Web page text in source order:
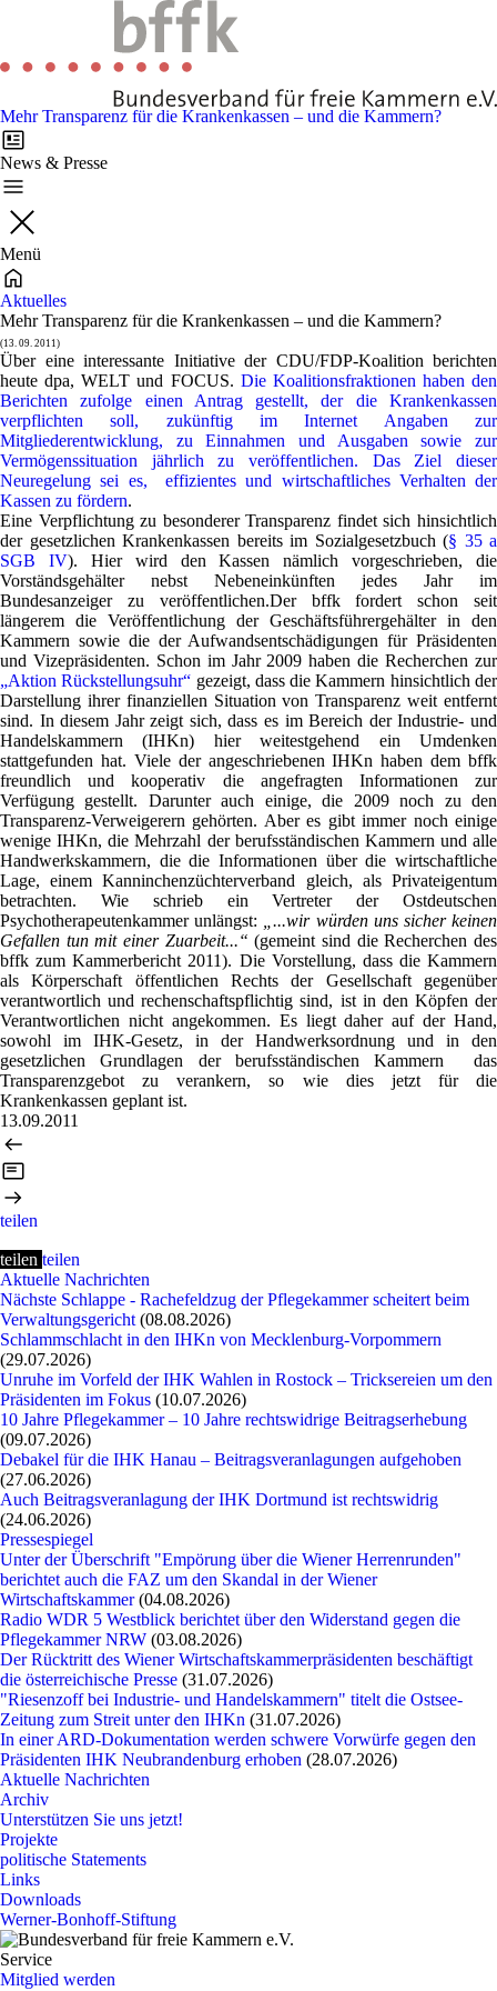
Mehr Transparenz für die Krankenkassen – und die Kammern?
News & Presse
Menü
Aktuelles
Mehr Transparenz für die Krankenkassen – und die Kammern?
(13. 09. 2011)
Über eine interessante Initiative der CDU/FDP-Koalition berichten
heute dpa, WELT und FOCUS. Die Koalitionsfraktionen haben den
Berichten zufolge einen Antrag gestellt, der die Krankenkassen
verpflichten soll, zukünftig im Internet Angaben zur
Mitgliederentwicklung, zu Einnahmen und Ausgaben sowie zur
Vermögenssituation jährlich zu veröffentlichen. Das Ziel dieser
Neuregelung sei es, effizientes und wirtschaftliches Verhalten der
Kassen zu fördern.
Eine Verpflichtung zu besonderer Transparenz findet sich hinsichtlich
der gesetzlichen Krankenkassen bereits im Sozialgesetzbuch (§ 35 a
SGB IV). Hier wird den Kassen nämlich vorgeschrieben, die
Vorständsgehälter nebst Nebeneinkünften jedes Jahr im
Bundesanzeiger zu veröffentlichen.Der bffk fordert schon seit
längerem die Veröffentlichung der Geschäftsführergehälter in den
Kammern sowie die der Aufwandsentschädigungen für Präsidenten
und Vizepräsidenten. Schon im Jahr 2009 haben die Recherchen zur
„Aktion Rückstellungsuhr“ gezeigt, dass die Kammern hinsichtlich der
Darstellung ihrer finanziellen Situation von Transparenz weit entfernt
sind. In diesem Jahr zeigt sich, dass es im Bereich der Industrie- und
Handelskammern (IHKn) hier weitestgehend ein Umdenken
stattgefunden hat. Viele der angeschriebenen IHKn haben dem bffk
freundlich und kooperativ die angefragten Informationen zur
Verfügung gestellt. Darunter auch einige, die 2009 noch zu den
Transparenz-Verweigerern gehörten. Aber es gibt immer noch einige
wenige IHKn, die Mehrzahl der berufsständischen Kammern und alle
Handwerkskammern, die die Informationen über die wirtschaftliche
Lage, einem Kanninchenzüchterverband gleich, als Privateigentum
betrachten. Wie schrieb ein Vertreter der Ostdeutschen
Psychotherapeutenkammer unlängst:
„...wir würden uns sicher keinen
Gefallen tun mit einer Zuarbeit...“(gemeint sind die Recherchen des
bffk zum Kammerbericht 2011). Die Vorstellung, dass die Kammern
als Körperschaft öffentlichen Rechts der Gesellschaft gegenüber
verantwortlich und rechenschaftspflichtig sind, ist in den Köpfen der
Verantwortlichen nicht angekommen. Es liegt daher auf der Hand,
sowohl im IHK-Gesetz, in der Handwerksordnung und in den
gesetzlichen Grundlagen der berufsständischen Kammern das
Transparenzgebot zu verankern, so wie dies jetzt für die
Krankenkassen geplant ist.
13.09.2011
teilen
teilen teilen
Aktuelle Nachrichten
Nächste Schlappe - Rachefeldzug der Pflegekammer scheitert beim
Verwaltungsgericht (08.08.2026)
Schlammschlacht in den IHKn von Mecklenburg-Vorpommern
(29.07.2026)
Unruhe im Vorfeld der IHK Wahlen in Rostock – Tricksereien um den
Präsidenten im Fokus (10.07.2026)
10 Jahre Pflegekammer – 10 Jahre rechtswidrige Beitragserhebung
(09.07.2026)
Debakel für die IHK Hanau – Beitragsveranlagungen aufgehoben
(27.06.2026)
Auch Beitragsveranlagung der IHK Dortmund ist rechtswidrig
(24.06.2026)
Pressespiegel
Unter der Überschrift "Empörung über die Wiener Herrenrunden"
berichtet auch die FAZ um den Skandal in der Wiener
Wirtschaftskammer(04.08.2026)
Radio WDR 5 Westblick berichtet über den Widerstand gegen die
Pflegekammer NRW (03.08.2026)
Der Rücktritt des Wiener Wirtschaftskammerpräsidenten beschäftigt
die österreichische Presse (31.07.2026)
"Riesenzoff bei Industrie- und Handelskammern" titelt die Ostsee-
Zeitung zum Streit unter den IHKn (31.07.2026)
In einer ARD-Dokumentation werden schwere Vorwürfe gegen den
Präsidenten IHK Neubrandenburg erhoben (28.07.2026)
Aktuelle Nachrichten
Archiv
Unterstützen Sie uns jetzt!
Projekte
politische Statements
Links
Downloads
Werner-Bonhoff-Stiftung
Service
Mitglied werden